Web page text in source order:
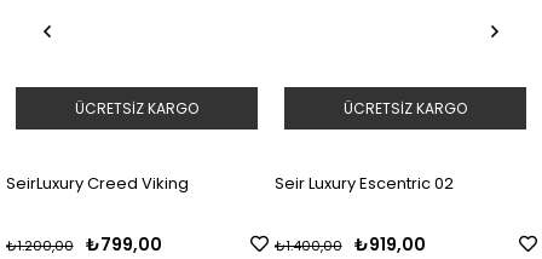
SeirLuxury Creed Viking
₺799,00
₺1.200,00
ÜCRETSIZ KARGO
Seir Luxury Escentric 02
₺919,00
₺1.400,00
ÜCRETSIZ KARGO